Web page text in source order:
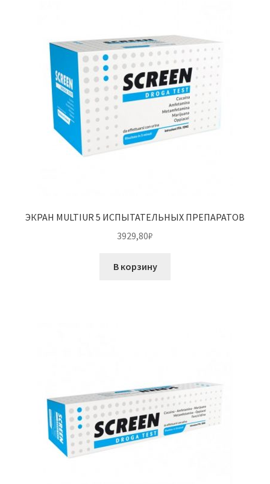
ЭКРАН MULTIUR 5 ИСПЫТАТЕЛЬНЫХ ПРЕПАРАТОВ
3929,80₽
В корзину